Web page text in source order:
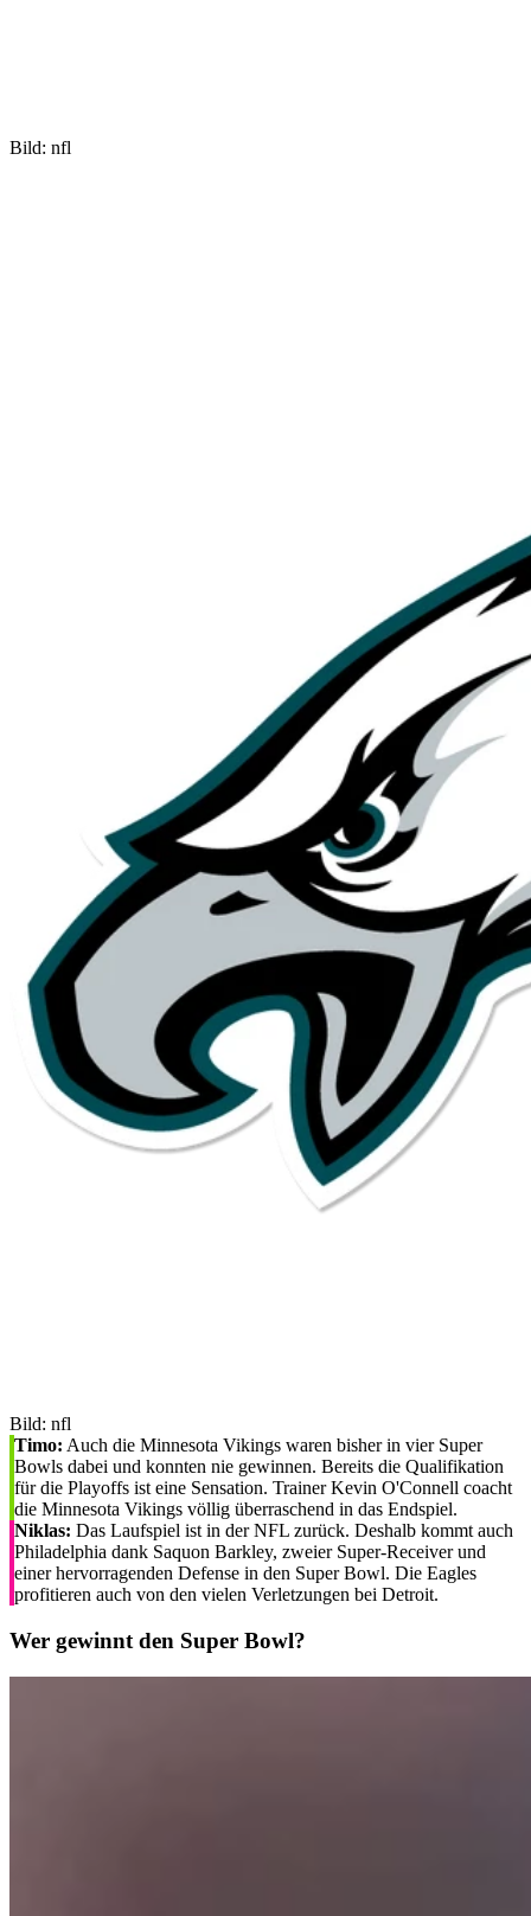
Bild: nfl
Bild: nfl
Timo: Auch die Minnesota Vikings waren bisher in vier Super
Bowls dabei und konnten nie gewinnen. Bereits die Qualifikation
für die Playoffs ist eine Sensation. Trainer Kevin O'Connell coacht
die Minnesota Vikings völlig überraschend in das Endspiel.
Niklas: Das Laufspiel ist in der NFL zurück. Deshalb kommt auch
Philadelphia dank Saquon Barkley, zweier Super-Receiver und
einer hervorragenden Defense in den Super Bowl. Die Eagles
profitieren auch von den vielen Verletzungen bei Detroit.
Wer gewinnt den Super Bowl?